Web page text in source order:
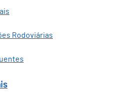
Rodoviárias